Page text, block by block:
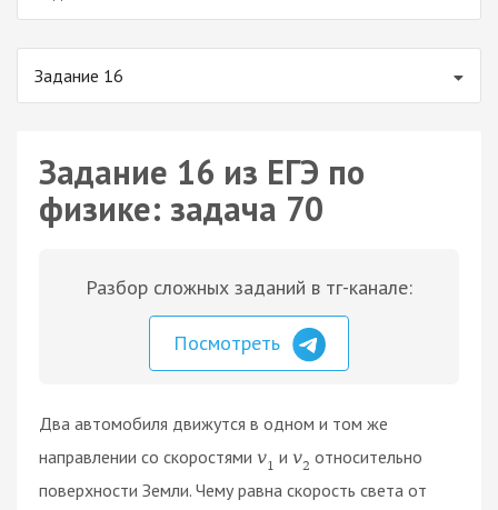
Задание 16
Задание 16 из ЕГЭ по
физике: задача 70
Разбор сложных заданий в тг-канале:
Посмотреть
Два автомобиля движутся в одном и том же
направлении со скоростями v1 и v2 относительно
поверхности Земли. Чему равна скорость света от